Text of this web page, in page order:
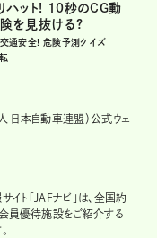
ハット! 10秒のCG動
を見抜ける?
通安全! 危険予測クイズ
日本自動車連盟）公式ウェ
イト「JAFナビ」は、全国約
員優待施設をご紹介する